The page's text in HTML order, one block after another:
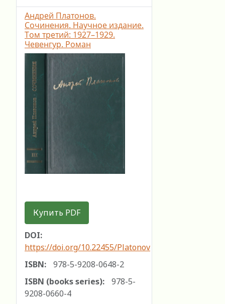
Андрей Платонов.
Сочинения. Научное издание.
Том третий: 1927–1929.
Чевенгур. Роман
Купить PDF
DOI:
https://doi.org/10.22455/Platonov
ISBN:
978-5-9208-0648-2
ISBN (books series):
978-5-
9208-0660-4